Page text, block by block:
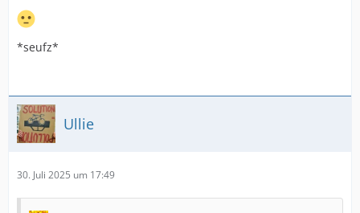
*seufz*
Ullie
30. Juli 2025 um 17:49